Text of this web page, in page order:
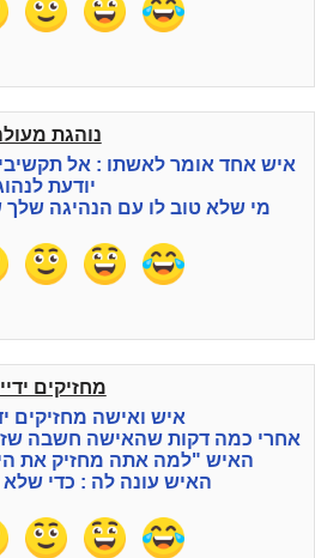
נוהגת
איש אחד אומר לאשתו : אל
יודעת
מי שלא טוב לו עם הנהיגה
מחזיקים
איש ואישה מחזיקים
אחרי כמה דקות שהאישה חשבה
האיש "למה אתה מחזיק את
האיש עונה לה : כדי שלא